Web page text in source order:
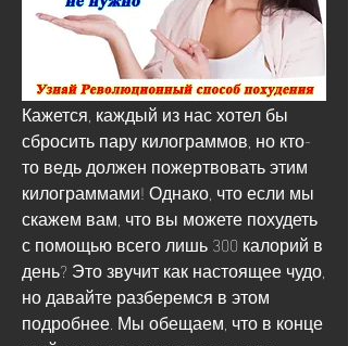
Кажется, каждый из нас хотел бы
сбросить пару килограммов, но кто-
то ведь должен пожертвовать этим
килограммами! Однако, что если мы
скажем вам, что вы можете похудеть
с помощью всего лишь 300 калорий в
день? Это звучит как настоящее чудо,
но давайте разберемся в этом
подробнее. Мы обещаем, что в конце